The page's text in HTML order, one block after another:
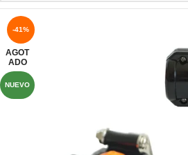
-41%
AGOT
ADO
NUEVO